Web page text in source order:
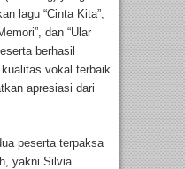
lagu “Cinta Kita”,
dan “Ular
berhasil
vokal terbaik
apresiasi dari
peserta terpaksa
yakni Silvia